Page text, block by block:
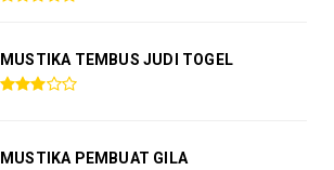
MUSTIKA TEMBUS JUDI TOGEL
MUSTIKA PEMBUAT GILA